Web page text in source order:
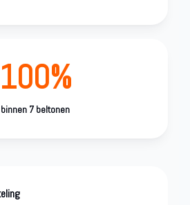
100%
binnen 7 beltonen